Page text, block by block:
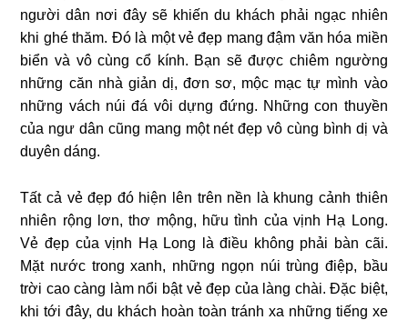
người dân nơi đây sẽ khiến du khách phải ngạc nhiên
khi ghé thăm. Đó là một vẻ đẹp mang đậm văn hóa miền
biển và vô cùng cổ kính. Bạn sẽ được chiêm ngường
những căn nhà giản dị, đơn sơ, mộc mạc tự mình vào
những vách núi đá vôi dựng đứng. Những con thuyền
của ngư dân cũng mang một nét đẹp vô cùng bình dị và
duyên dáng.
Tất cả vẻ đẹp đó hiện lên trên nền là khung cảnh thiên
nhiên rộng lơn, thơ mộng, hữu tình của vịnh Hạ Long.
Vẻ đẹp của vịnh Hạ Long là điều không phải bàn cãi.
Mặt nước trong xanh, những ngọn núi trùng điệp, bầu
trời cao càng làm nổi bật vẻ đẹp của làng chài. Đặc biệt,
khi tới đây, du khách hoàn toàn tránh xa những tiếng xe